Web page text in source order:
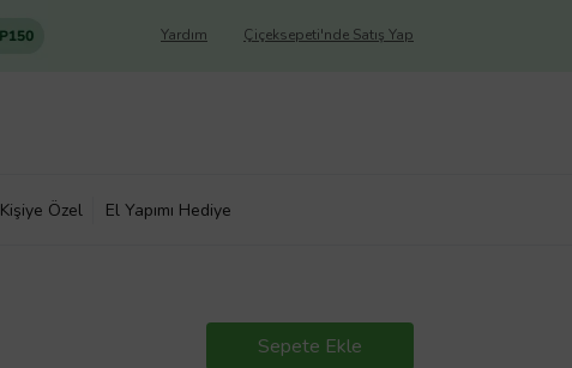
Çiçeksepeti'nde Satış Yap
Yardım
Kişiye Özel El Yapımı Hediye
Sepete Ekle